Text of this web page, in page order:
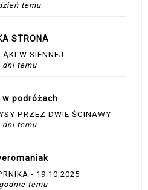
temu
STRONA
W SIENNEJ
dni temu
w podróżach
PRZEZ DWIE ŚCINAWY
dni temu
- 19.10.2025
temu